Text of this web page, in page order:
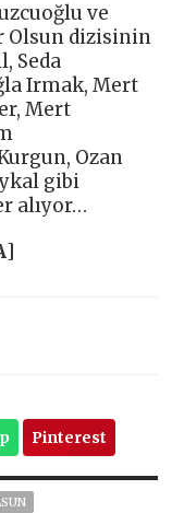
ve
Olsun dizisinin
Seda
Irmak, Mert
Mert
Ozan
gibi
alıyor…
]
Pinterest